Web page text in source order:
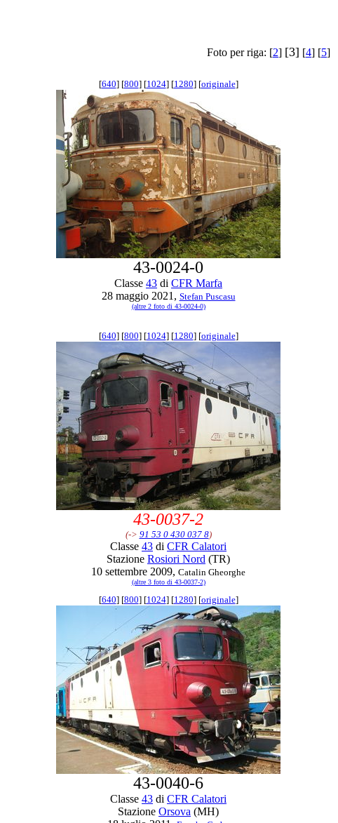
Foto per riga: [2] [3] [4] [5]
[640] [800] [1024] [1280] [originale]
43-0024-0
Classe 43 di CFR Marfa
28 maggio 2021, Stefan Puscasu
(altre 2 foto di 43-0024-0)
[640] [800] [1024] [1280] [originale]
43-0037-2
(-> 91 53 0 430 037 8)
Classe 43 di CFR Calatori
Stazione Rosiori Nord (TR)
10 settembre 2009, Catalin Gheorghe
(altre 3 foto di 43-0037-2)
[640] [800] [1024] [1280] [originale]
43-0040-6
Classe 43 di CFR Calatori
Stazione Orsova (MH)